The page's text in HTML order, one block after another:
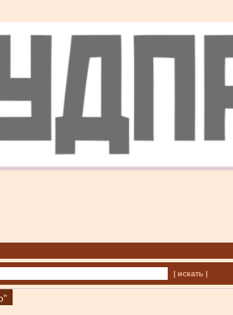
| искать |